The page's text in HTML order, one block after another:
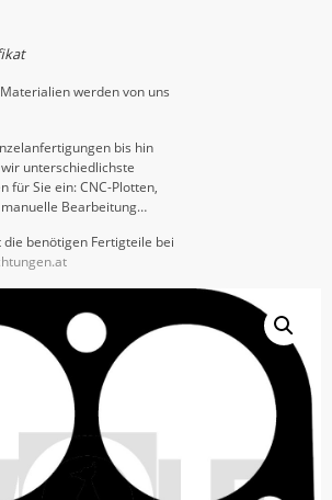
werden von uns
bis hin
unterschiedlichste
für Sie ein: CNC-Plotten,
manuelle Bearbeitung…
die benötigen Fertigteile bei